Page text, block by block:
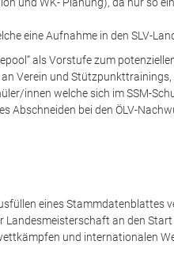
eine Aufnahme in den SLV-
als Vorstufe zum
Verein und
innen welche sich im SSM-
Abschneiden bei den ÖLV-
eines Stammdatenblattes
an den Start
und internationalen